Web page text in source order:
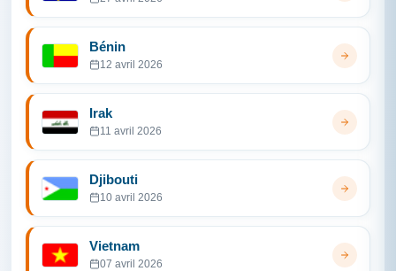
Bénin
12 avril 2026
Irak
11 avril 2026
Djibouti
10 avril 2026
Vietnam
07 avril 2026